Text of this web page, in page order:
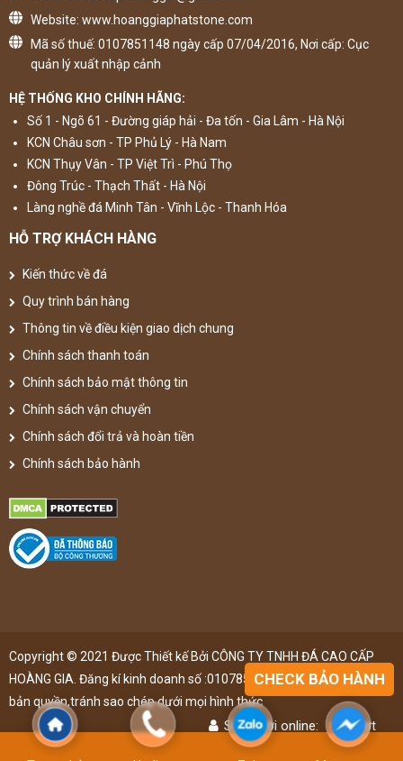
Website: www.hoanggiaphatstone.com
Mã số thuế: 0107851148 ngày cấp 07/04/2016, Nơi cấp: Cục
quản lý xuất nhập cảnh
HỆ THỐNG KHO CHÍNH HÃNG:
Số 1 - Ngõ 61 - Đường giáp hải - Đa tốn - Gia Lâm - Hà Nội
KCN Châu sơn - TP Phủ Lý - Hà Nam
KCN Thụy Vân - TP Việt Trì - Phú Thọ
Đông Trúc - Thạch Thất - Hà Nội
Làng nghề đá Minh Tân - Vĩnh Lộc - Thanh Hóa
HỖ TRỢ KHÁCH HÀNG
Kiến thức về đá
Quy trình bán hàng
Thông tin về điều kiện giao dịch chung
Chính sách thanh toán
Chính sách bảo mật thông tin
Chính sách vận chuyển
Chính sách đổi trả và hoàn tiền
Chính sách bảo hành
Copyright © 2021 Được Thiết kế Bởi CÔNG TY TNHH ĐÁ CAO CẤP
HOÀNG GIA. Đăng kí kinh doanh số :0107851148 ,đã được đăng kí
bản quyền,tránh sao chép dưới mọi hình thức
Số người online: 47 lượt
Lượt truy cập:
4905570 lượt
CHECK BẢO HÀNH